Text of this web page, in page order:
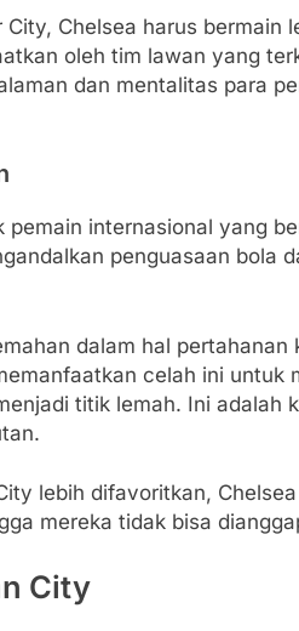
Chelsea harus bermain
oleh tim lawan yang
dan mentalitas para
internasional yang
penguasaan bola
dalam hal pertahanan
celah ini untuk
titik lemah. Ini adalah
lebih difavoritkan,
mereka tidak bisa
City